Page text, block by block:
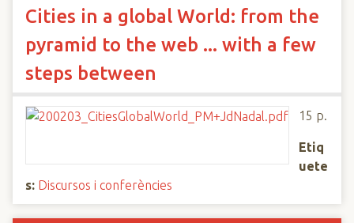
Cities in a global World: from the
pyramid to the web ... with a few
steps between
15 p.
Etiq
uete
s: Discursos i conferències